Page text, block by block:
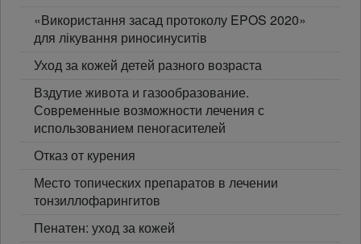
«Використання засад протоколу EPOS 2020»
для лікування риносинуситів
Уход за кожей детей разного возраста
Вздутие живота и газообразование.
Современные возможности лечения с
использованием пеногасителей
Отказ от курения
Место топических препаратов в лечении
тонзиллофарингитов
Пенатен: уход за кожей